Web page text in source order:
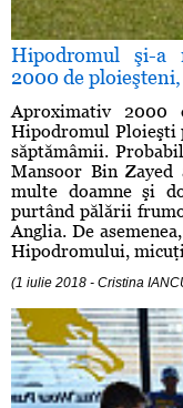
Hipodromul şi-a
2000 de ploieşteni,
Aproximativ 2000
Hipodromul Ploieşti
săptămâmii.
Mansoor Bin
multe doamne şi
purtând pălării
Anglia. De
Hipodromului,
(1 iulie 2018 - Cristina